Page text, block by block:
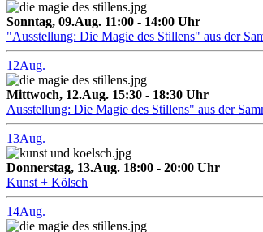
Sonntag, 09.Aug. 11:00 - 14:00 Uhr
"Ausstellung: Die Magie des Stillens" aus der
12Aug.
Mittwoch, 12.Aug. 15:30 - 18:30 Uhr
Ausstellung: Die Magie des Stillens" aus der
13Aug.
Donnerstag, 13.Aug. 18:00 - 20:00 Uhr
Kunst + Kölsch
14Aug.